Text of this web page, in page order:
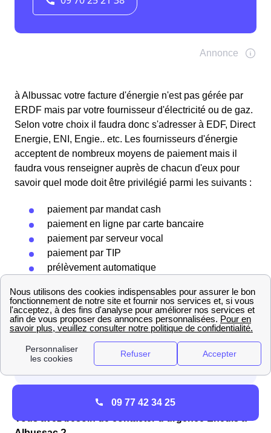
à Albussac votre facture d'énergie n'est pas gérée par
ERDF mais par votre fournisseur d'électricité ou de gaz.
Selon votre choix il faudra donc s'adresser à EDF, Direct
Energie, ENI, Engie.. etc. Les fournisseurs d'énergie
acceptent de nombreux moyens de paiement mais il
faudra vous renseigner auprès de chacun d'eux pour
savoir quel mode doit être privilégié parmi les suivants :
paiement par mandat cash
paiement en ligne par carte bancaire
paiement par serveur vocal
paiement par TIP
prélèvement automatique
Albussac : infos Gaz/Electricité
Vous avez besoin de contacter d'urgence Enedis à
09 77 42 34 25